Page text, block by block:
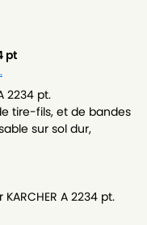
pt
2234 pt.
tire-fils, et de bandes
sur sol dur,
A 2234 pt.